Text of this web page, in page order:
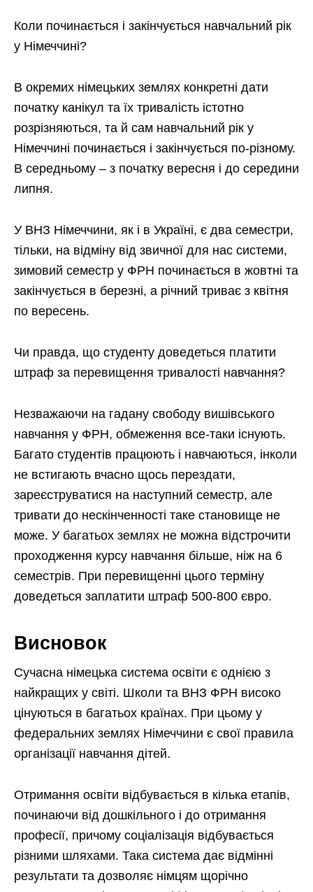
Коли починається і закінчується навчальний рік
у Німеччині?
В окремих німецьких землях конкретні дати
початку канікул та їх тривалість істотно
розрізняються, та й сам навчальний рік у
Німеччині починається і закінчується по-різному.
В середньому – з початку вересня і до середини
липня.
У ВНЗ Німеччини, як і в Україні, є два семестри,
тільки, на відміну від звичної для нас системи,
зимовий семестр у ФРН починається в жовтні та
закінчується в березні, а річний триває з квітня
по вересень.
Чи правда, що студенту доведеться платити
штраф за перевищення тривалості навчання?
Незважаючи на гадану свободу вишівського
навчання у ФРН, обмеження все-таки існують.
Багато студентів працюють і навчаються, інколи
не встигають вчасно щось перездати,
зареєструватися на наступний семестр, але
тривати до нескінченності таке становище не
може. У багатьох землях не можна відстрочити
проходження курсу навчання більше, ніж на 6
семестрів. При перевищенні цього терміну
доведеться заплатити штраф 500-800 євро.
Висновок
Сучасна німецька система освіти є однією з
найкращих у світі. Школи та ВНЗ ФРН високо
цінуються в багатьох країнах. При цьому у
федеральних землях Німеччини є свої правила
організації навчання дітей.
Отримання освіти відбувається в кілька етапів,
починаючи від дошкільного і до отримання
професії, причому соціалізація відбувається
різними шляхами. Така система дає відмінні
результати та дозволяє німцям щорічно